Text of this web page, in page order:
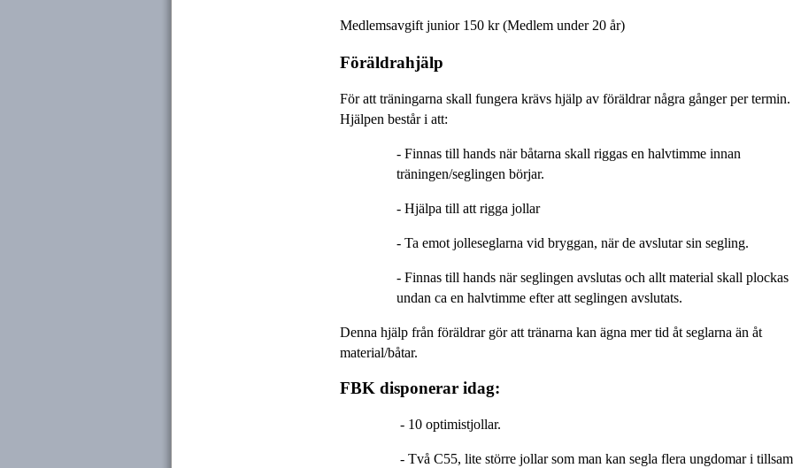
Medlemsavgift junior 150 kr (Medlem under 20 år)
Föräldrahjälp
För att träningarna skall fungera krävs hjälp av föräldrarnågra gångerper termin.
Hjälpen består i att:
- Finnas till hands när båtarna skall riggas en halvtimme innan
träningen/seglingen börjar.
- Hjälpa till att rigga jollar
- Ta emot jolleseglarna vid bryggan, när de avslutar sin segling.
- Finnas till hands när seglingen avslutas och allt material skall plockas
undan ca en halvtimme efter att seglingen avslutats.
Denna hjälp från föräldrar gör att tränarna kan ägna mer tid åt seglarna än åt
material/båtar.
FBK disponerar idag:
- 10 optimistjollar.
- Två C55, lite större jollar som man kan segla flera ungdomar i